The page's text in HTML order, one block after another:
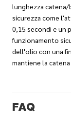
lunghezza catena/
sicurezza come
0,15 secondi e un
funzionamento
dell'olio con una
mantiene la
FAQ